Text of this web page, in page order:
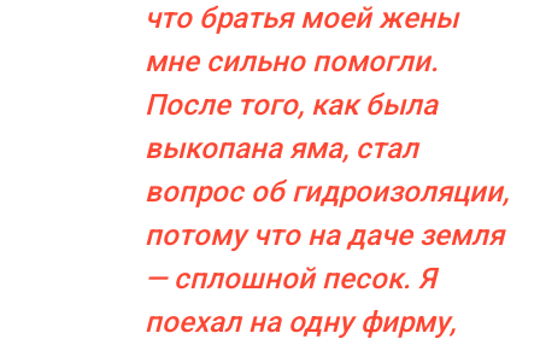
что братья моей жены
мне сильно помогли.
После того, как была
выкопана яма, стал
вопрос об гидроизоляции,
потому что на даче земля
— сплошной песок. Я
поехал на одну фирму,